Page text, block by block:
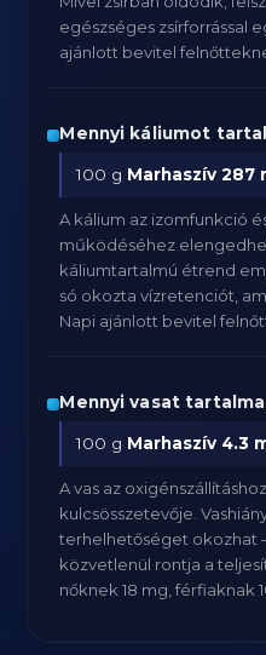
egészséges zsírforrással
ajánlott bevitel
Mennyi káliumot
100 g Marhaszív 287
A kálium az izomfunkció
működéséhez
káliumtartalmú étrend
só okozta vízretenciót,
Napi ajánlott bevitel
Mennyi vasat
100 g Marhaszív 4.3
A vas az
kulcsösszetevője.
terhelhetőséget okozhat
közvetlenül rontja a
nőknek 18 mg, férfiaknak